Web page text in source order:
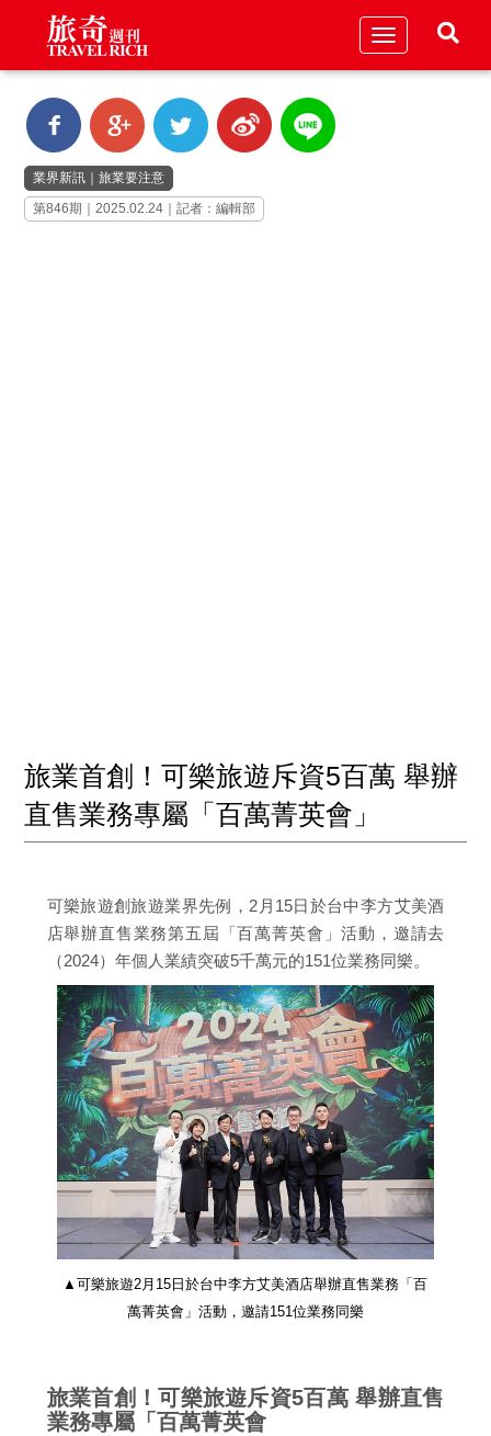
Toggle
業界新訊 ｜旅業要注意
第846期｜2025.02.24｜記者：編輯部
旅業首創！可樂旅遊斥資5百萬 舉辦
直售業務專屬「百萬菁英會」
可樂旅遊創旅遊業界先例，2月15日於台中李方艾美酒
店舉辦直售業務第五屆「百萬菁英會」活動，邀請去
（2024）年個人業績突破5千萬元的151位業務同樂。
▲可樂旅遊2月15日於台中李方艾美酒店舉辦直售業務「百
萬菁英會」活動，邀請151位業務同樂
旅業首創！可樂旅遊斥資5百萬 舉辦直售
業務專屬「百萬菁英會